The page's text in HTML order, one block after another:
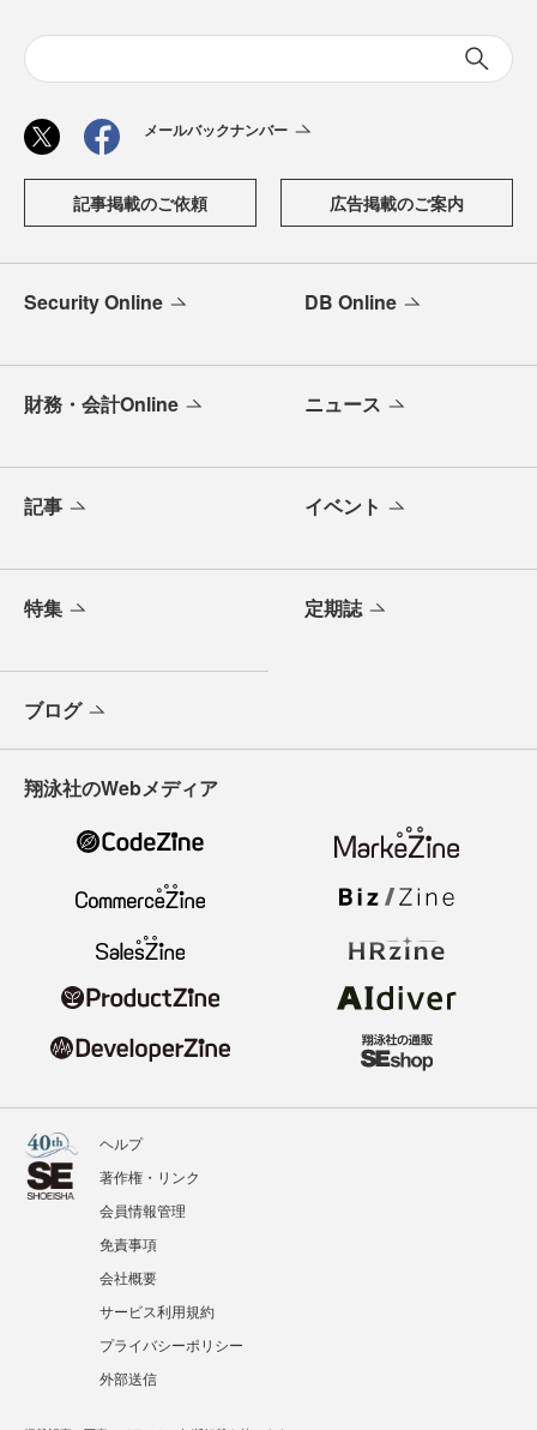
メールバックナンバー
記事掲載のご依頼 広告掲載のご案内
Security Online DB Online
財務・会計Online ニュース
記事 イベント
特集 定期誌
ブログ
翔泳社のWebメディア
ヘルプ
著作権・リンク
会員情報管理
免責事項
会社概要
サービス利用規約
プライバシーポリシー
外部送信